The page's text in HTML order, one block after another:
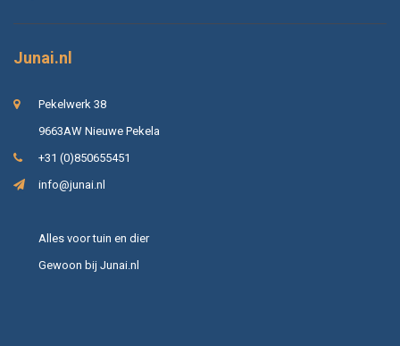
Junai.nl
Pekelwerk 38
9663AW Nieuwe Pekela
+31 (0)850655451
info@junai.nl
Alles voor tuin en dier
Gewoon bij Junai.nl